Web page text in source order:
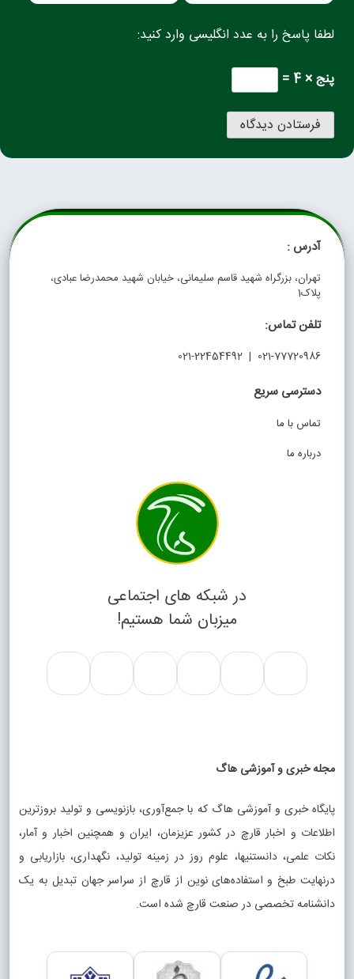
لطفا پاسخ را به عدد انگلیسی وارد کنید:
پنج × 4 =
آدرس :
تهران، بزرگراه شهید قاسم سلیمانی، خیابان شهید محمدرضا عبادی،
پلاک1
تلفن تماس:
021-77720986 | 021-22454492
دسترسی سریع
تماس با ما
درباره ما
در شبکه های اجتماعی
میزبان شما هستیم!
مجله خبری و آموزشی هاگ
پایگاه خبری و آموزشی هاگ که با جمع‌آوری، بازنویسی و تولید بروزترین
اطلاعات و اخبار قارچ در کشور عزیزمان، ایران و همچنین اخبار و آمار،
نکات علمی، دانستنیها، علوم روز در زمینه تولید، نگهداری، بازاریابی و
درنهایت طبخ و استفاده‌های نوین از قارچ از سراسر جهان تبدیل به یک
دانشنامه تخصصی در صنعت قارچ شده است.